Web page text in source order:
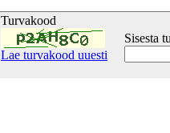
Turvakood
Lae turvakood uuesti
Sisesta